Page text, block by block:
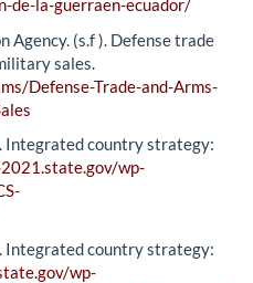
de-la-guerraen-ecuador/
Agency. (s.f ). Defense trade
sales.
Defense-Trade-and-Arms-
Integrated country strategy:
wp-
Integrated country strategy:
wp-